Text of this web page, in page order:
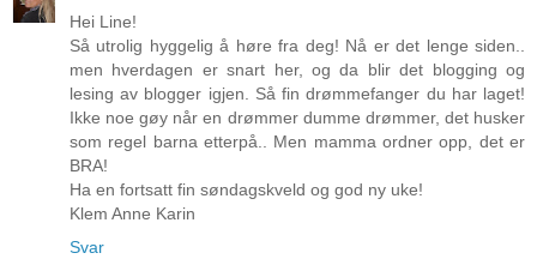
Hei Line!
Så utrolig hyggelig å høre fra deg! Nå er det lenge siden..
men hverdagen er snart her, og da blir det blogging og
lesing av blogger igjen. Så fin drømmefanger du har laget!
Ikke noe gøy når en drømmer dumme drømmer, det husker
som regel barna etterpå.. Men mamma ordner opp, det er
BRA!
Ha en fortsatt fin søndagskveld og god ny uke!
Klem Anne Karin
Svar